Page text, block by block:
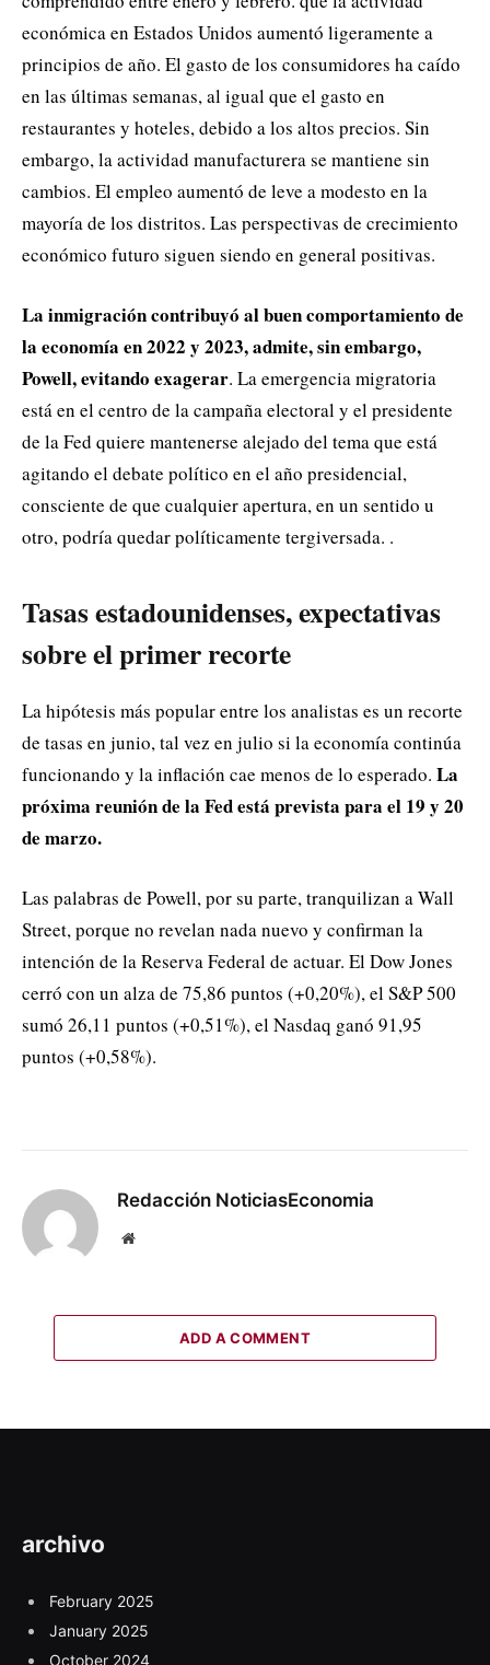
económica en Estados Unidos aumentó ligeramente a
principios de año. El gasto de los consumidores ha caído
en las últimas semanas, al igual que el gasto en
restaurantes y hoteles, debido a los altos precios. Sin
embargo, la actividad manufacturera se mantiene sin
cambios. El empleo aumentó de leve a modesto en la
mayoría de los distritos. Las perspectivas de crecimiento
económico futuro siguen siendo en general positivas.
La inmigración contribuyó al buen comportamiento de
la economía en 2022 y 2023, admite, sin embargo,
Powell, evitando exagerar. La emergencia migratoria
está en el centro de la campaña electoral y el presidente
de la Fed quiere mantenerse alejado del tema que está
agitando el debate político en el año presidencial,
consciente de que cualquier apertura, en un sentido u
otro, podría quedar políticamente tergiversada. .
Tasas estadounidenses, expectativas
sobre el primer recorte
La hipótesis más popular entre los analistas es un recorte
de tasas en junio, tal vez en julio si la economía continúa
funcionando y la inflación cae menos de lo esperado. La
próxima reunión de la Fed está prevista para el 19 y 20
de marzo.
Las palabras de Powell, por su parte, tranquilizan a Wall
Street, porque no revelan nada nuevo y confirman la
intención de la Reserva Federal de actuar. El Dow Jones
cerró con un alza de 75,86 puntos (+0,20%), el S&P 500
sumó 26,11 puntos (+0,51%), el Nasdaq ganó 91,95
puntos (+0,58%).
Redacción NoticiasEconomia
Website
ADD A COMMENT
archivo
February 2025
January 2025
October 2024